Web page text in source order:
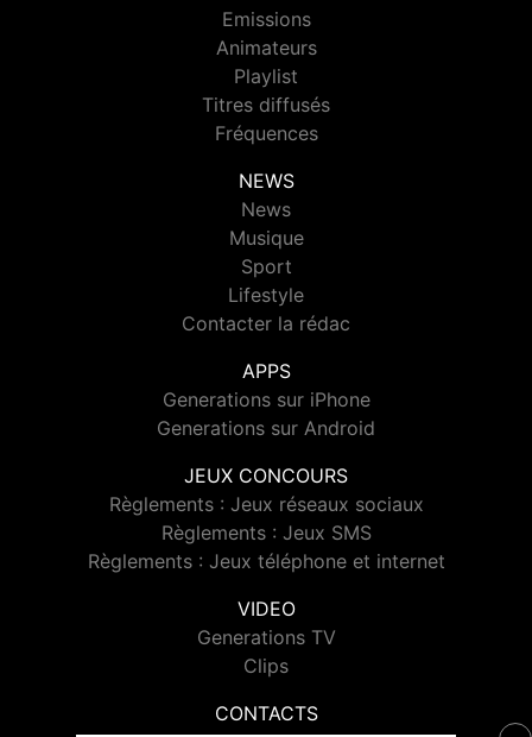
Emissions
Animateurs
Playlist
Titres diffusés
Fréquences
NEWS
News
Musique
Sport
Lifestyle
Contacter la rédac
APPS
Generations sur iPhone
Generations sur Android
JEUX CONCOURS
Règlements : Jeux réseaux sociaux
Règlements : Jeux SMS
Règlements : Jeux téléphone et internet
VIDEO
Generations TV
Clips
CONTACTS